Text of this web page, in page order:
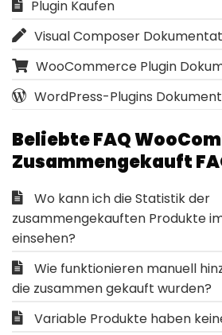
Plugin Kaufen
Visual Composer
WooCommerce Plugin
WordPress-Plugins
Beliebte FAQ
Zusammengekauft
Wo kann ich die Statistik der
zusammengekauften Produkte
einsehen?
Wie funktionieren manuell
die zusammen gekauft wurden?
Variable Produkte haben